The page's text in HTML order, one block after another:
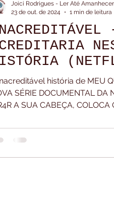
Lives Na Calada
BOBY
história de MEU
SÉRIE DOCUMENTAL DA
A SUA CABEÇA, COLOCA
Joici Rodrigues - Ler Até Amanhecer
23 de out. de 2024
1 min de leitura